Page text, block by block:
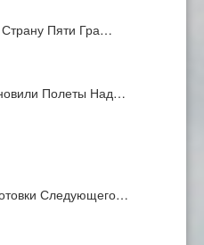
Пяти Гра…
Полеты Над…
Следующего…